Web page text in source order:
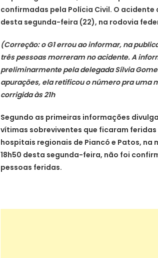
confirmadas pela Polícia Civil. O
desta segunda-feira (22), na rodovia
(Correção: o G1 errou ao informar, na
três pessoas morreram no acidente. A
preliminarmente pela delegada Sílvia
apurações, ela retificou o número pra uma
corrigida às 21h
Segundo as primeiras informações
vítimas sobreviventes que ficaram
hospitais regionais de Piancó e Patos, na
18h50 desta segunda-feira, não foi
pessoas feridas.